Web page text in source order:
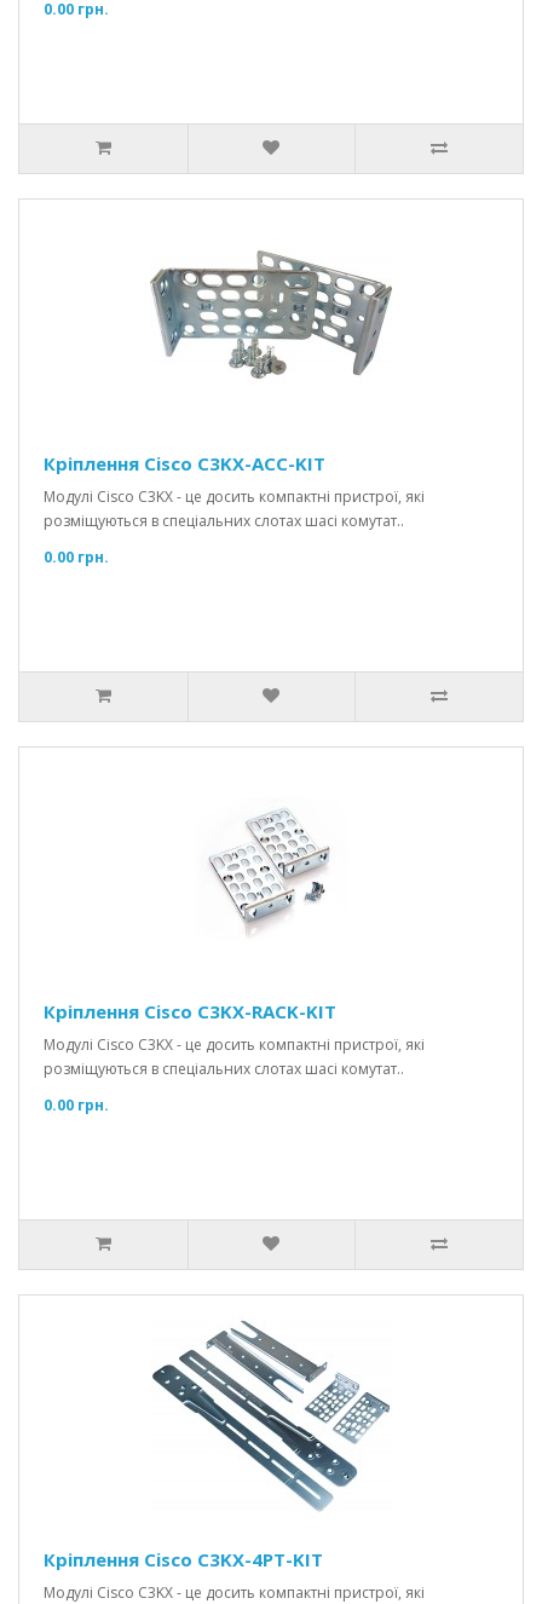
0.00 грн.
Кріплення Cisco C3KX-ACC-KIT
Модулі Cisco C3KX - це досить компактні пристрої, які
розміщуються в спеціальних слотах шасі комутат..
0.00 грн.
Кріплення Cisco C3KX-RACK-KIT
Модулі Cisco C3KX - це досить компактні пристрої, які
розміщуються в спеціальних слотах шасі комутат..
0.00 грн.
Кріплення Cisco C3KX-4PT-KIT
Модулі Cisco C3KX - це досить компактні пристрої, які